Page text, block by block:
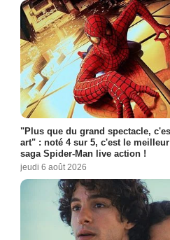
"Plus que du grand spectacle,
art" : noté 4 sur 5, c'est le
saga Spider-Man live action !
jeudi 6 août 2026